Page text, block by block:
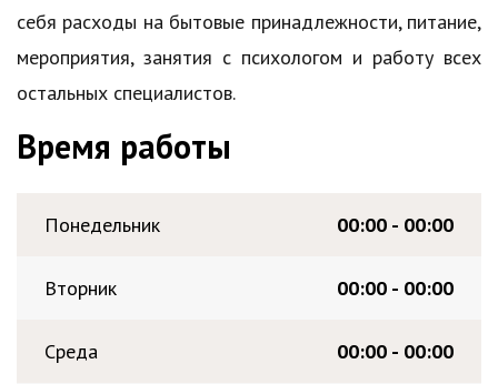
себя расходы на бытовые принадлежности, питание,
мероприятия, занятия с психологом и работу всех
остальных специалистов.
Время работы
Понедельник 00:00 - 00:00
Вторник 00:00 - 00:00
Среда 00:00 - 00:00